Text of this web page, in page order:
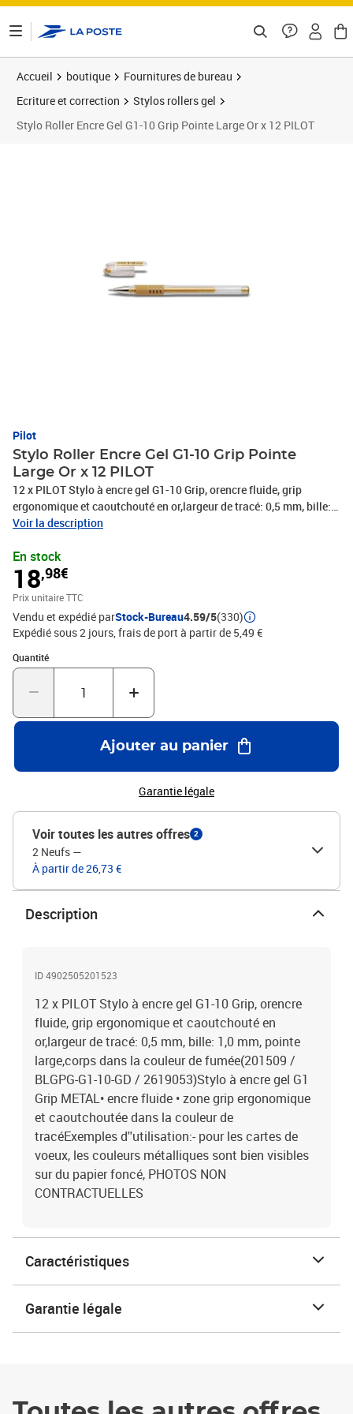
Accueil boutique
Fournitures de bureau
Ecriture et correction
Stylos rollers gel
Stylo Roller Encre Gel G1-10 Grip Pointe Large Or x 12 PILOT
Pilot
Stylo Roller Encre Gel G1-10 Grip Pointe
Large Or x 12 PILOT
12 x PILOT Stylo à encre gel G1-10 Grip, orencre fluide, grip
ergonomique et caoutchouté en or,largeur de tracé: 0,5 mm, bille:
1,0 mm, pointe large,corps dans la couleur de fumée(201509 /
encre fluide • zone grip ergonomique et caoutchoutée dans la
couleur de tracéExemples d''utilisation:- pour les cartes de voeux,
les couleurs métalliques sont bien visibles sur du papier foncé,
PHOTOS NON CONTRACTUELLES
Voir la description
En stock
18,98€
Prix unitaire TTC
Vendu et expédié parStock-Bureau4.59/5(330)
Expédié sous 2 jours, frais de port à partir de 5,49 €
Quantité
Quantité : 1
Ajouter au panier
Garantie légale
Voir toutes les autres offres 2
2 Neufs —
À partir de 26,73 €
Description
ID 4902505201523
12 x PILOT Stylo à encre gel G1-10 Grip, orencre
fluide, grip ergonomique et caoutchouté en
or,largeur de tracé: 0,5 mm, bille: 1,0 mm, pointe
large,corps dans la couleur de fumée(201509 /
BLGPG-G1-10-GD / 2619053)Stylo à encre gel G1
Grip METAL• encre fluide • zone grip ergonomique
et caoutchoutée dans la couleur de
tracéExemples d''utilisation:- pour les cartes de
voeux, les couleurs métalliques sont bien visibles
sur du papier foncé, PHOTOS NON
CONTRACTUELLES
Caractéristiques
Garantie légale